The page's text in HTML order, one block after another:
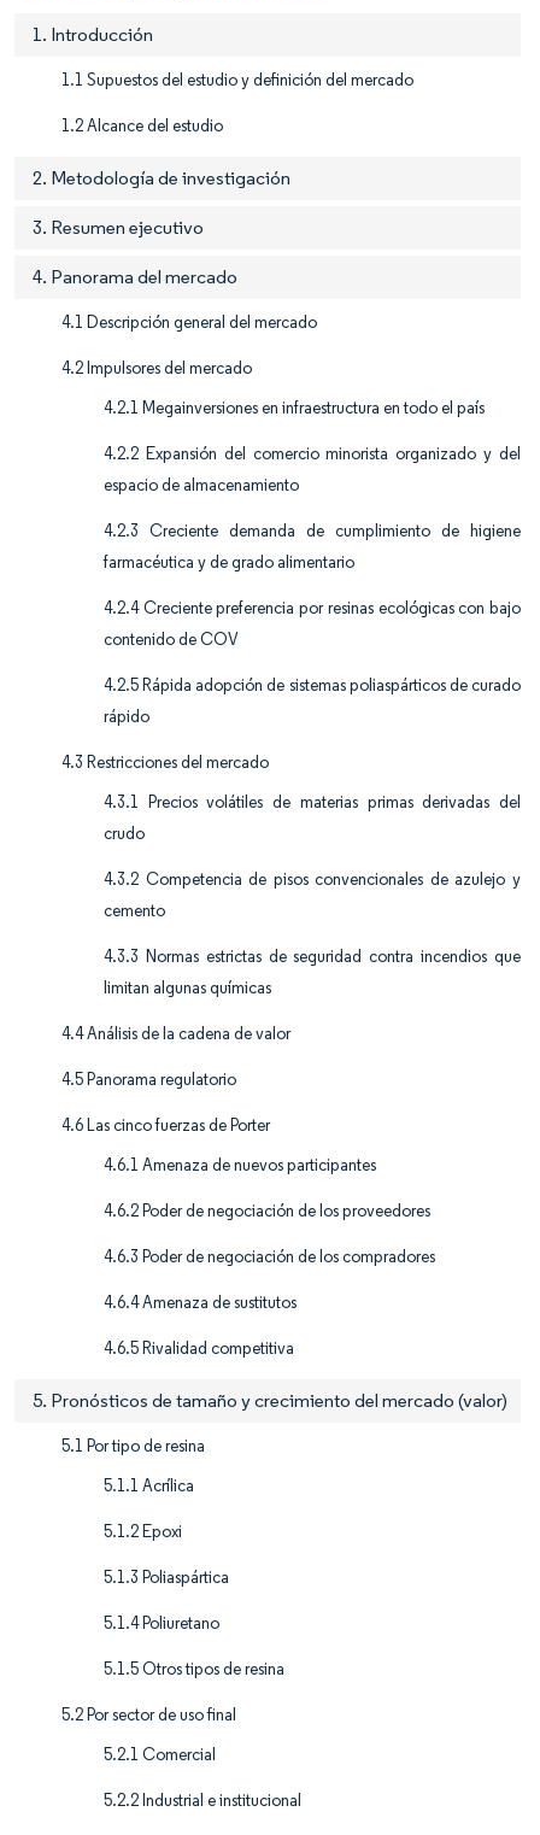
1. Introducción
1.1 Supuestos del estudio y definición del mercado
1.2 Alcance del estudio
2. Metodología de investigación
3. Resumen ejecutivo
4. Panorama del mercado
4.1 Descripción general del mercado
4.2 Impulsores del mercado
4.2.1 Megainversiones en infraestructura en todo el país
4.2.2 Expansión del comercio minorista organizado y del
espacio de almacenamiento
4.2.3 Creciente demanda de cumplimiento de higiene
farmacéutica y de grado alimentario
4.2.4 Creciente preferencia por resinas ecológicas con bajo
contenido de COV
4.2.5 Rápida adopción de sistemas poliaspárticos de curado
rápido
4.3 Restricciones del mercado
4.3.1 Precios volátiles de materias primas derivadas del
crudo
4.3.2 Competencia de pisos convencionales de azulejo y
cemento
4.3.3 Normas estrictas de seguridad contra incendios que
limitan algunas químicas
4.4 Análisis de la cadena de valor
4.5 Panorama regulatorio
4.6 Las cinco fuerzas de Porter
4.6.1 Amenaza de nuevos participantes
4.6.2 Poder de negociación de los proveedores
4.6.3 Poder de negociación de los compradores
4.6.4 Amenaza de sustitutos
4.6.5 Rivalidad competitiva
5. Pronósticos de tamaño y crecimiento del mercado (valor)
5.1 Por tipo de resina
5.1.1 Acrílica
5.1.2 Epoxi
5.1.3 Poliaspártica
5.1.4 Poliuretano
5.1.5 Otros tipos de resina
5.2 Por sector de uso final
5.2.1 Comercial
5.2.2 Industrial e institucional